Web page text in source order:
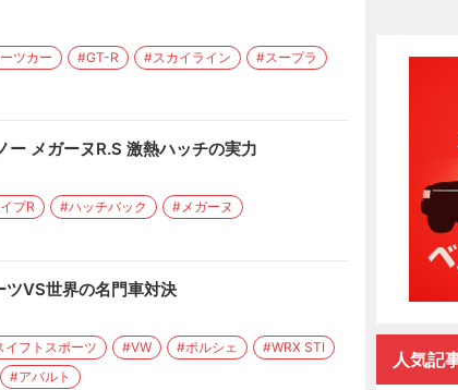
ツカー #GT-R #スカイライン
#スープラ
ー メガーヌR.S 激熱ハッチの実力
プR #ハッチバック #メガーヌ
VS世界の名門車対決
イフトスポーツ #VW #ポルシェ
#WRX STI
#アバルト
人気記